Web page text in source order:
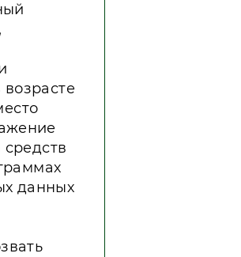
данных